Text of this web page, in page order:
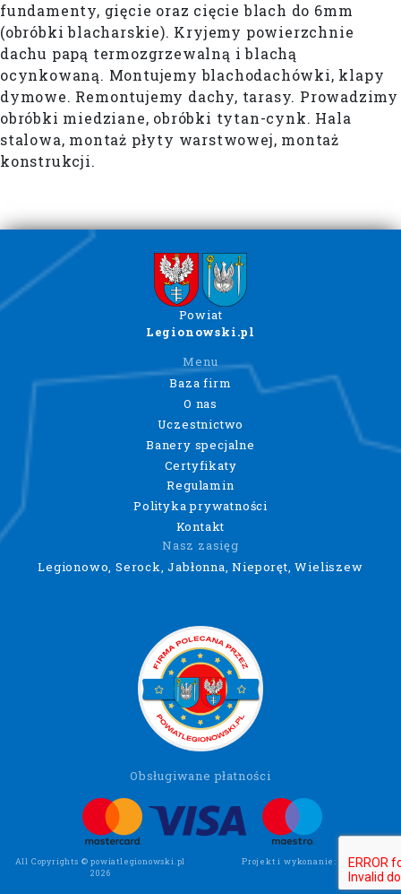
fundamenty, gięcie oraz cięcie blach do 6mm
(obróbki blacharskie). Kryjemy powierzchnie
dachu papą termozgrzewalną i blachą
ocynkowaną. Montujemy blachodachówki, klapy
dymowe. Remontujemy dachy, tarasy. Prowadzimy
obróbki miedziane, obróbki tytan-cynk. Hala
stalowa, montaż płyty warstwowej, montaż
konstrukcji.
Powiat
Legionowski.pl
Menu
Baza firm
O nas
Uczestnictwo
Banery specjalne
Certyfikaty
Regulamin
Polityka prywatności
Kontakt
Nasz zasięg
Legionowo, Serock, Jabłonna, Nieporęt, Wieliszew
Obsługiwane płatności
All Copyrights © powiatlegionowski.pl
2026
Projekt i wykonanie: Wee Click